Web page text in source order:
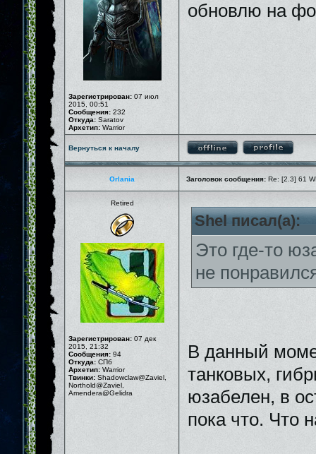
Зарегистрирован: 07 июл
2015, 00:51
Сообщения: 232
Откуда: Saratov
Архетип: Warrior
обновлю на
Вернуться к началу
Orlania Заголовок сообщения: Re: [2.3] 61
Retired
Зарегистрирован: 07 дек
2015, 21:32
Сообщения: 94
Откуда: СПб
Архетип: Warrior
Твинки: Shadowclaw@Zaviel,
Northold@Zaviel,
Amendera@Gelidra
Shel писал(а):
Это где-то
не
В данный
танковых,
юзабелен, в
пока что. Что